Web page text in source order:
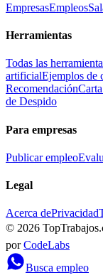
EmpresasEmpleos
Herramientas
Todas las
artificialEjemplos de
Recomendación
de Despido
Para empresas
Publicar empleo
Legal
Acerca dePrivacidad
© 2026
por CodeLabs
Busca empleo